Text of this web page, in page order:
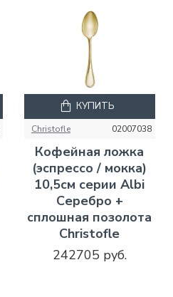
Christofle 02007038
Кофейная ложка
(эспрессо / мокка)
10,5см серии Albi
Серебро +
сплошная позолота
Christofle
242705 руб.
КУПИТЬ